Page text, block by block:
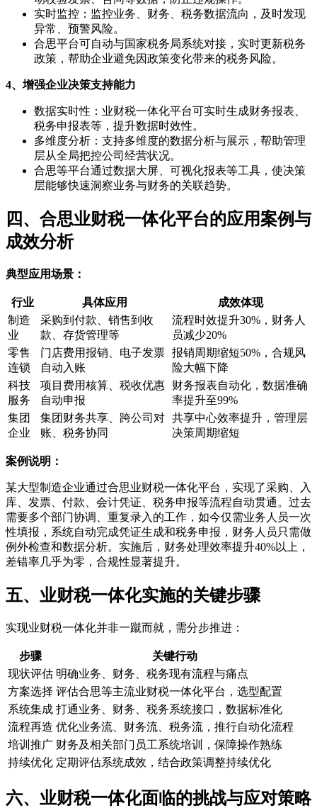
实时监控：监控业务、财务、税务数据流向，及时发现
异常、预警风险。
合思平台可自动与国家税务局系统对接，实时更新税务
政策，帮助企业避免因政策变化带来的税务风险。
4、增强企业决策支持能力
数据实时性：业财税一体化平台可实时生成财务报表、
税务申报表等，提升数据时效性。
多维度分析：支持多维度的数据分析与展示，帮助管理
层从全局把控公司经营状况。
合思等平台通过数据大屏、可视化报表等工具，使决策
层能够快速洞察业务与财务的关联趋势。
四、合思业财税一体化平台的应用案例与
成效分析
典型应用场景：
行业 具体应用
成效体现
制造
业
采购到付款、销售到收
款、存货管理等
流程时效提升30%，财务人
员减少20%
零售
连锁
门店费用报销、电子发票
自动入账
报销周期缩短50%，合规风
险大幅下降
科技
服务
项目费用核算、税收优惠
自动申报
财务报表自动化，数据准确
率提升至99%
集团
企业
集团财务共享、跨公司对
账、税务协同
共享中心效率提升，管理层
决策周期缩短
案例说明：
某大型制造企业通过合思业财税一体化平台，实现了采购、入
库、发票、付款、会计凭证、税务申报等流程自动贯通。过去
需要多个部门协调、重复录入的工作，如今仅需业务人员一次
性填报，系统自动完成凭证生成和税务申报，财务人员只需做
例外检查和数据分析。实施后，财务处理效率提升40%以上，
差错率几乎为零，合规性显著提升。
五、业财税一体化实施的关键步骤
实现业财税一体化并非一蹴而就，需分步推进：
步骤
关键行动
现状评估 明确业务、财务、税务现有流程与痛点
方案选择 评估合思等主流业财税一体化平台，选型配置
系统集成 打通业务、财务、税务系统接口，数据标准化
流程再造 优化业务流、财务流、税务流，推行自动化流程
培训推广 财务及相关部门员工系统培训，保障操作熟练
持续优化 定期评估系统成效，结合政策调整持续优化
六、业财税一体化面临的挑战与应对策略